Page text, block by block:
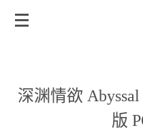
深渊情欲
版